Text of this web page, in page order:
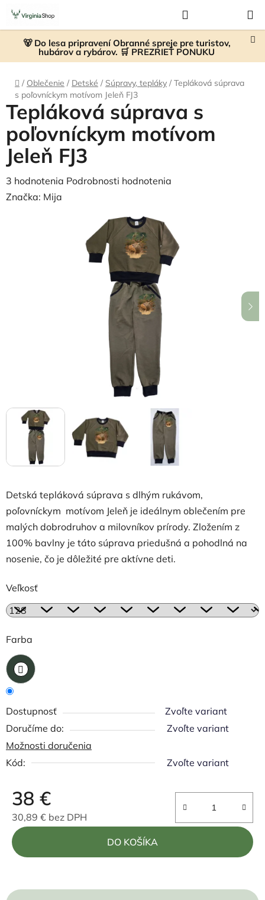
Prejsť
obsah
🐻 Do lesa pripravení Obranné spreje pre turistov,
hubárov a rybárov. 🛒 PREZRIEŤ PONUKU
KOŠÍK
Domov
/ Oblečenie / Detské / Súpravy, tepláky / Tepláková súprava
s poľovníckym motívom Jeleň FJ3
Detská tepláková súprava s dlhým rukávom,
poľovníckym motívom Jeleň je ideálnym oblečením pre
malých dobrodruhov a milovníkov prírody. Zložením z
100% bavlny je táto súprava priedušná a pohodlná na
nosenie, čo je dôležité pre aktívne deti.
Veľkosť
Farba
Dostupnosť
Zvoľte variant
Zvoľte variant
Možnosti doručenia
Kód:
Zvoľte variant
38 €
30,89 € bez DPH
Jednotková cena:
DO KOŠÍKA
Tepláková súprava s
poľovníckym motívom
Jeleň FJ3
Priemerné
hodnotenie
3 hodnotenia Podrobnosti hodnotenia
Značka: Mija